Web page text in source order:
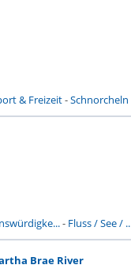
& Freizeit-Schnorcheln
- Fluss / See /
Brae River